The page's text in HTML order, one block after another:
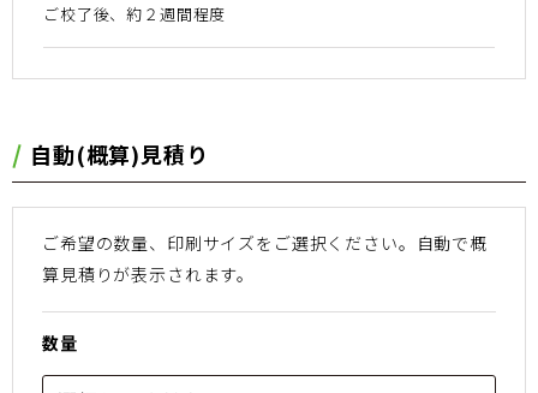
ご校了後、約２週間程度
⾃動(概算)⾒積り
ご希望の数量、印刷サイズをご選択ください。 ⾃動で概
算⾒積りが表⽰されます。
数量